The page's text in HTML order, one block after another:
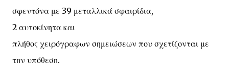
σφεντόνα με 39 μεταλλικά σφαιρίδια,
2 αυτοκίνητα και
πλήθος χειρόγραφων σημειώσεων που σχετίζονται με
την υπόθεση.